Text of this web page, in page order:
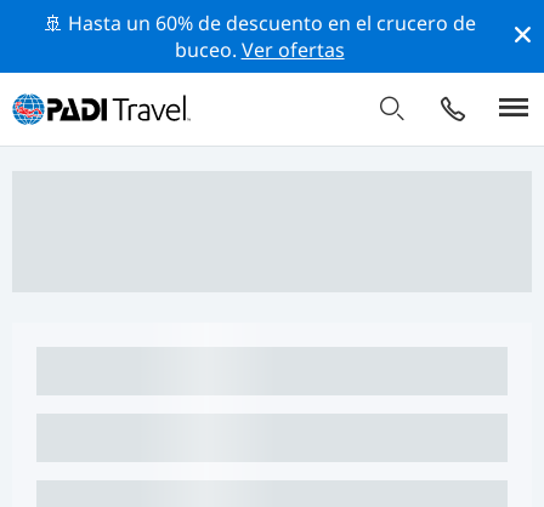
🚢 Hasta un 60% de descuento en el crucero de
buceo. Ver ofertas